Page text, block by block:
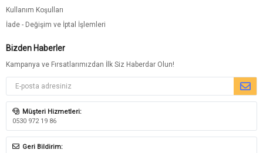
Kullanım Koşulları
İade - Değişim ve İptal İşlemleri
Bizden Haberler
Kampanya ve Fırsatlarımızdan İlk Siz Haberdar Olun!
Müşteri Hizmetleri:
0530 972 19 86
Geri Bildirim: